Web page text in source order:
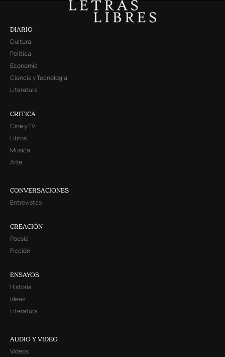
DIARIO
Cultura
Política
Economía
Ciencia y Tecnología
Literatura
CRITICA
Cine y TV
Libros
Música
Arte
CONVERSACIONES
Entrevistas
CREACIÓN
Poesía
Ficción
ENSAYOS
Historia
Ideas
Literatura
AUDIO Y VIDEO
Videos